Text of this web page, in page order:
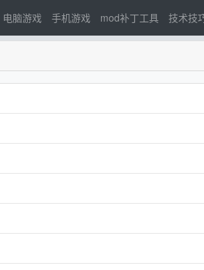
电脑游戏 手机游戏 mod补丁工具 技术技